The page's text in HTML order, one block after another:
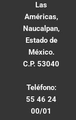
Las
Américas,
Naucalpan,
Estado de
México.
C.P. 53040
Teléfono:
55 46 24
00/01